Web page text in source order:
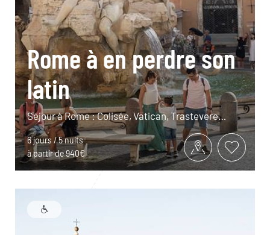
Rome à en perdre son
latin
Séjour à Rome : Colisée, Vatican, Trastevere…
6 jours / 5 nuits
à partir de 940€